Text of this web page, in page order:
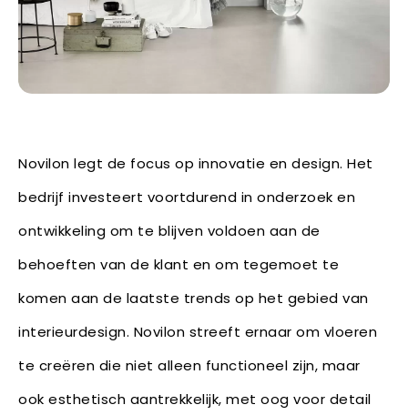
Novilon legt de focus op innovatie en design. Het
bedrijf investeert voortdurend in onderzoek en
ontwikkeling om te blijven voldoen aan de
behoeften van de klant en om tegemoet te
komen aan de laatste trends op het gebied van
interieurdesign. Novilon streeft ernaar om vloeren
te creëren die niet alleen functioneel zijn, maar
ook esthetisch aantrekkelijk, met oog voor detail